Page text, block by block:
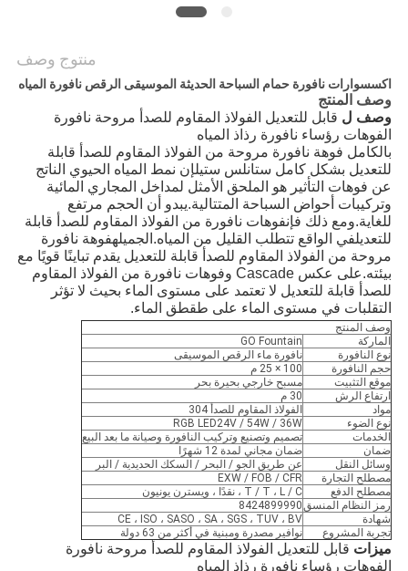
منتوج وصف
اكسسوارات نافورة حمام السباحة الحديثة الموسيقى الرقص نافورة المياه
وصف المنتج
وصف ل قابل للتعديل الفولاذ المقاوم للصدأ مروحة نافورة
الفوهات رؤساء نافورة رذاذ المياه
بالكامل فوهة نافورة مروحة من الفولاذ المقاوم للصدأ قابلة
للتعديل بشكل كامل ستانلس ستيلإن نمط المياه الحيوي الناتج
عن فوهات التأثير هو الملحق الأمثل لمداخل المجاري المائية
وتركيبات أحواض السباحة المتتالية.يبدو أن الحجم مرتفع
للغاية.ومع ذلك فإنفوهات نافورة من الفولاذ المقاوم للصدأ قابلة
للتعديلفي الواقع تتطلب القليل من المياه.الجميلهفوهة نافورة
مروحة من الفولاذ المقاوم للصدأ قابلة للتعديل يقدم تباينًا قويًا مع
بيئته.على عكس Cascade و
فوهات نافورة من الفولاذ المقاوم
للصدأ قابلة للتعديل لا تعتمد على مستوى الماء بحيث لا تؤثر
التقلبات في مستوى الماء على طقطق الماء.
وصف المنتج
الماركة
GO Fountain
نوع النافورة
نافورة ماء الرقص الموسيقى
حجم النافورة
100 × 25 م
موقع التثبيت
مسبح خارجي بحيرة بحر
ارتفاع الرش
30 م
مواد
الفولاذ المقاوم للصدأ 304
نوع الضوء
RGB LED24V / 54W / 36W
الخدمات
تصميم وتصنيع وتركيب النافورة وصيانة ما بعد البيع
ضمان
ضمان مجاني لمدة 12 شهرًا
وسائل النقل
عن طريق الجو / البحر / السكك الحديدية / البر
مصطلح التجارة
EXW / FOB / CFR
مصطلح الدفع
T / T ، L / C ، نقدًا ، ويسترن يونيون
رمز النظام المنسق8424899990
شهادة
CE ، ISO ، SASO ، SA ، SGS ، TUV ، BV
تجربة المشروع
نوافير مصدرة ومبنية في أكثر من 63 دولة
ميزات قابل للتعديل الفولاذ المقاوم للصدأ مروحة نافورة
الفوهات رؤساء نافورة رذاذ المياه